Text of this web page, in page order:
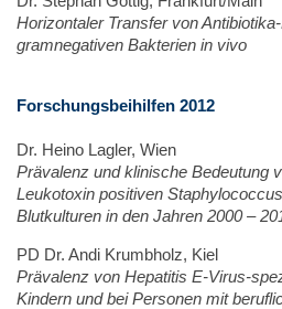
Horizontaler Transfer von
gramnegativen Bakterien in vivo
Forschungsbeihilfen 2012
Dr. Heino Lagler, Wien
Prävalenz und klinische Bedeutung
Leukotoxin positiven
Blutkulturen in den Jahren 2000 –
PD Dr. Andi Krumbholz, Kiel
Prävalenz von Hepatitis E-Virus-
Kindern und bei Personen mit